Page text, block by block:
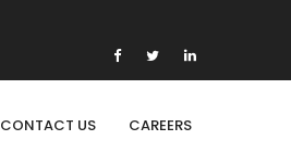
CONTACT US CAREERS